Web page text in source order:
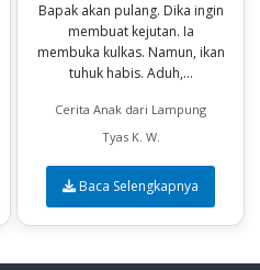
Bapak akan pulang. Dika ingin
membuat kejutan. Ia
membuka kulkas. Namun, ikan
tuhuk habis. Aduh,...
Cerita Anak dari Lampung
Tyas K. W.
Baca Selengkapnya